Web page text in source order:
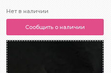
Нет в наличии
Сообщить о наличии